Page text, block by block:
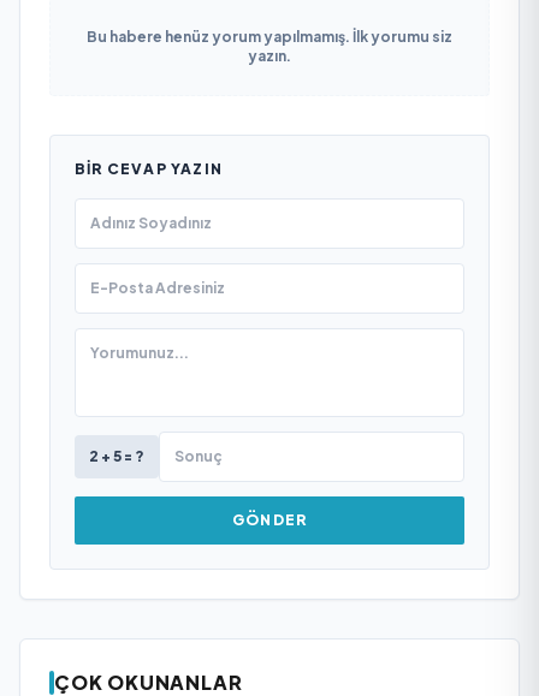
Bu habere henüz yorum yapılmamış. İlk yorumu siz
yazın.
BIR CEVAP YAZIN
2 + 5 = ?
GÖNDER
ÇOK OKUNANLAR